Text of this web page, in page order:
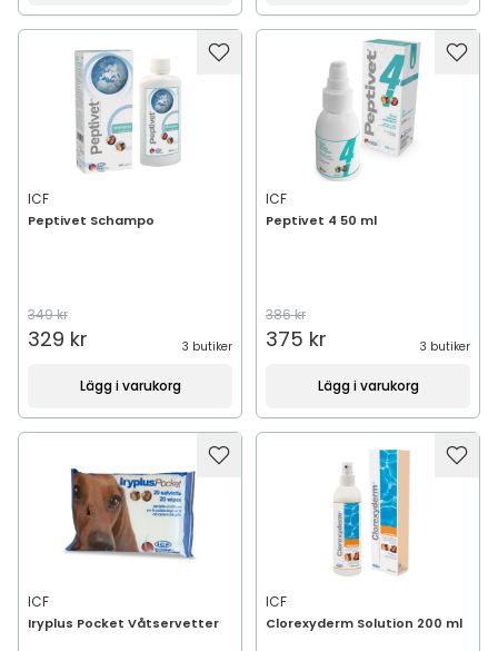
ICF
Peptivet Schampo
349 kr
329 kr 3 butiker
Lägg i varukorg
ICF
Peptivet 4 50 ml
386 kr
375 kr 3 butiker
Lägg i varukorg
ICF
Iryplus Pocket Våtservetter
ICF
Clorexyderm Solution 200 ml